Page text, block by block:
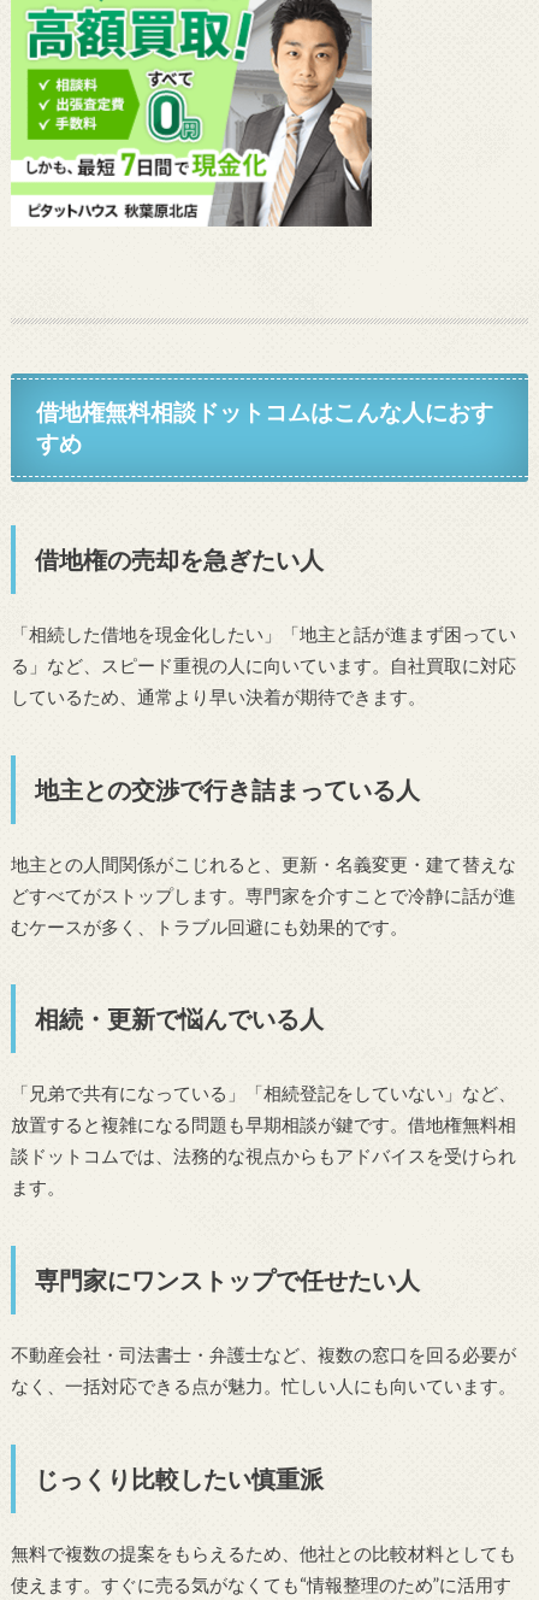
借地権無料相談ドットコムはこんな人におす
すめ
借地権の売却を急ぎたい人
「相続した借地を現金化したい」「地主と話が進まず困ってい
る」など、スピード重視の人に向いています。自社買取に対応
しているため、通常より早い決着が期待できます。
地主との交渉で行き詰まっている人
地主との人間関係がこじれると、更新・名義変更・建て替えな
どすべてがストップします。専門家を介すことで冷静に話が進
むケースが多く、トラブル回避にも効果的です。
相続・更新で悩んでいる人
「兄弟で共有になっている」「相続登記をしていない」など、
放置すると複雑になる問題も早期相談が鍵です。借地権無料相
談ドットコムでは、法務的な視点からもアドバイスを受けられ
ます。
専門家にワンストップで任せたい人
不動産会社・司法書士・弁護士など、複数の窓口を回る必要が
なく、一括対応できる点が魅力。忙しい人にも向いています。
じっくり比較したい慎重派
無料で複数の提案をもらえるため、他社との比較材料としても
使えます。すぐに売る気がなくても“情報整理のため”に活用す